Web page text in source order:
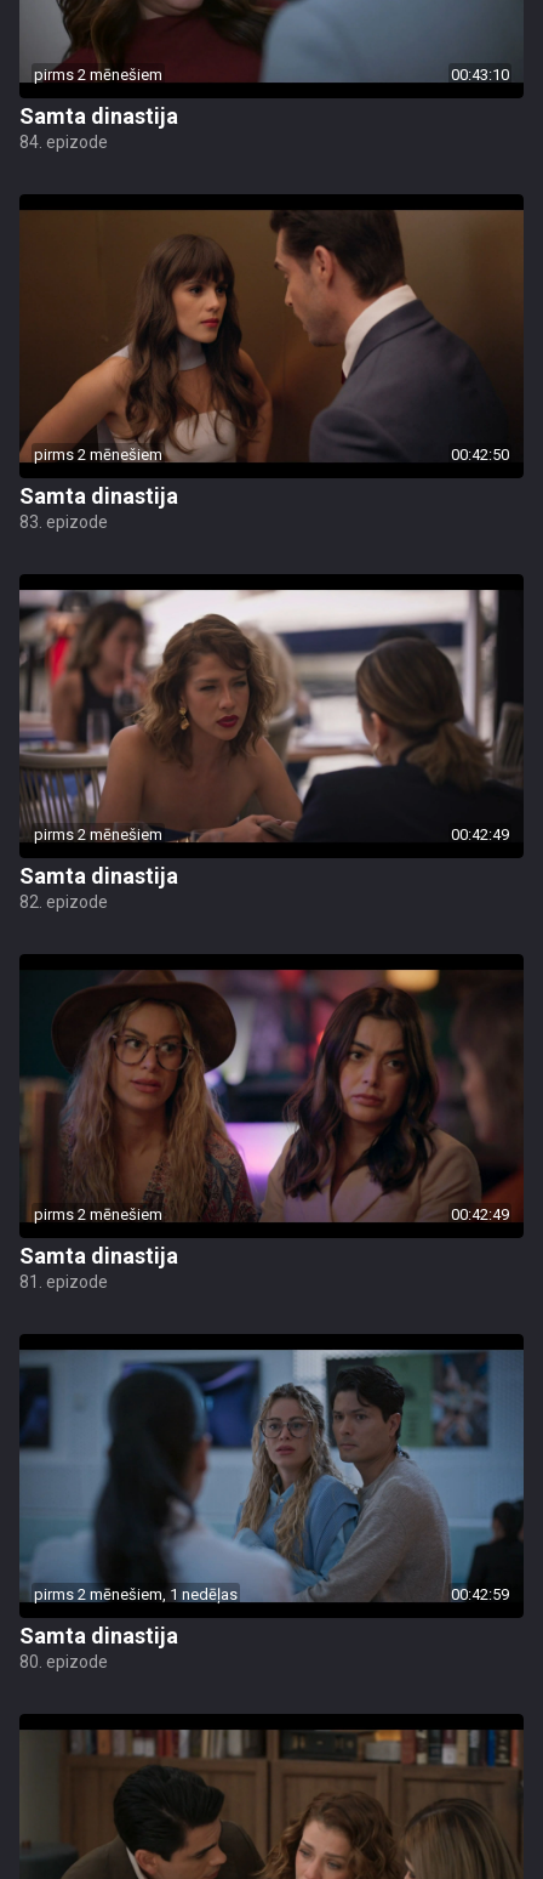
pirms 2 mēnešiem 00:43:10
Samta dinastija
84. epizode
pirms 2 mēnešiem 00:42:50
Samta dinastija
83. epizode
pirms 2 mēnešiem 00:42:49
Samta dinastija
82. epizode
pirms 2 mēnešiem 00:42:49
Samta dinastija
81. epizode
pirms 2 mēnešiem, 1 nedēļas 00:42:59
Samta dinastija
80. epizode